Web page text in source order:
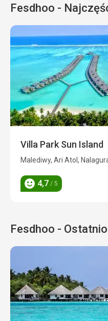
Fesdhoo -
Villa Park Sun Island
Malediwy, Ari Atol,
Ocena
4,7 / 5
Fesdhoo -